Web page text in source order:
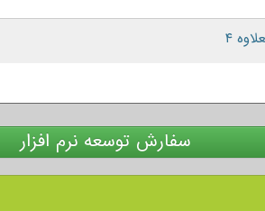
سفارش توسعه نرم افزار